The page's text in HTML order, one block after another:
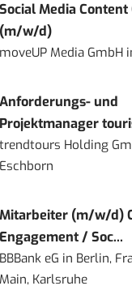
Social Media
(m/w/d)
moveUP Media GmbH
Anforderungs- und
Projektmanager
trendtours Holding
Eschborn
Mitarbeiter (m/w/d)
Engagement / Soc...
BBBank eG in Berlin,
Main, Karlsruhe